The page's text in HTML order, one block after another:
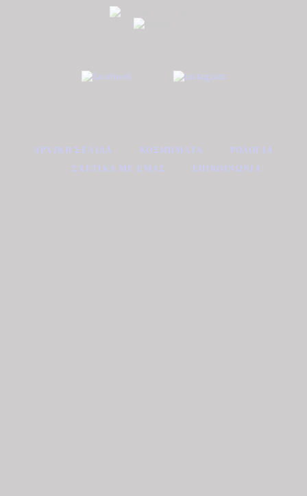
ΑΡΧΙΚΉ ΣΕΛΊΔΑ ΚΟΣΜΉΜΑΤΑ
ΡΟΛΌΓΙΑ
ΣΧΕΤΙΚΆ ΜΕ ΕΜΆΣ
ΕΠΙΚΟΙΝΩΝΊΑ